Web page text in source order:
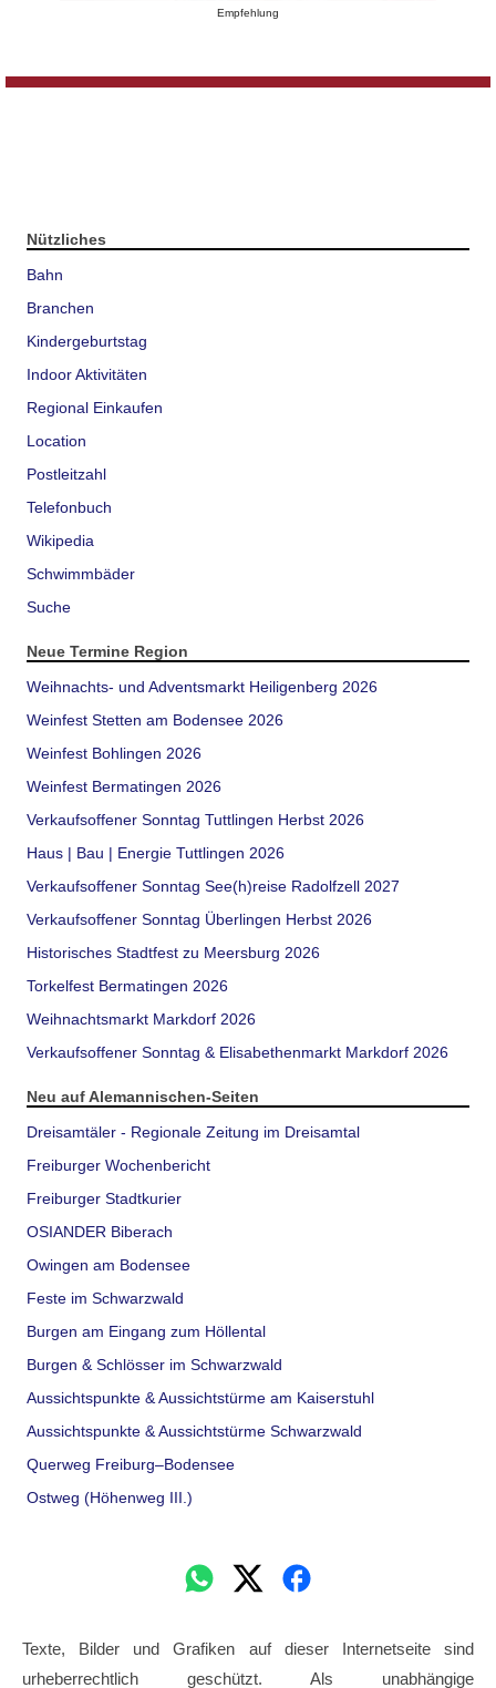
Empfehlung
Nützliches
Bahn
Branchen
Kindergeburtstag
Indoor Aktivitäten
Regional Einkaufen
Location
Postleitzahl
Telefonbuch
Wikipedia
Schwimmbäder
Suche
Neue Termine Region
Weihnachts- und Adventsmarkt Heiligenberg 2026
Weinfest Stetten am Bodensee 2026
Weinfest Bohlingen 2026
Weinfest Bermatingen 2026
Verkaufsoffener Sonntag Tuttlingen Herbst 2026
Haus | Bau | Energie Tuttlingen 2026
Verkaufsoffener Sonntag See(h)reise Radolfzell 2027
Verkaufsoffener Sonntag Überlingen Herbst 2026
Historisches Stadtfest zu Meersburg 2026
Torkelfest Bermatingen 2026
Weihnachtsmarkt Markdorf 2026
Verkaufsoffener Sonntag & Elisabethenmarkt Markdorf 2026
Neu auf Alemannischen-Seiten
Dreisamtäler - Regionale Zeitung im Dreisamtal
Freiburger Wochenbericht
Freiburger Stadtkurier
OSIANDER Biberach
Owingen am Bodensee
Feste im Schwarzwald
Burgen am Eingang zum Höllental
Burgen & Schlösser im Schwarzwald
Aussichtspunkte & Aussichtstürme am Kaiserstuhl
Aussichtspunkte & Aussichtstürme Schwarzwald
Querweg Freiburg–Bodensee
Ostweg (Höhenweg III.)
Texte, Bilder und Grafiken auf dieser Internetseite sind
urheberrechtlich geschützt. Als unabhängige